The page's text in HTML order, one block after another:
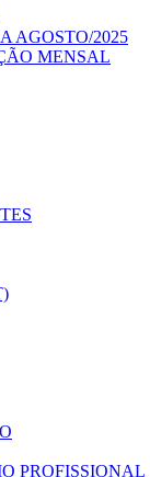
AGOSTO/2025
MENSAL
PROFISSIONAL